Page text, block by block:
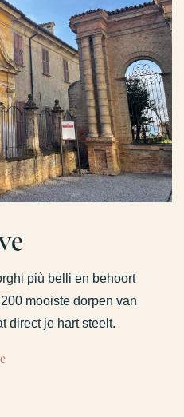
più belli en behoort
mooiste dorpen van
direct je hart steelt.